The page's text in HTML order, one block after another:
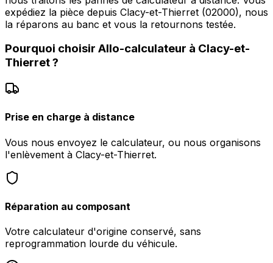
expédiez la pièce depuis Clacy-et-Thierret (02000), nous
la réparons au banc et vous la retournons testée.
Pourquoi choisir Allo-calculateur à Clacy-et-
Thierret?
Prise en charge à distance
Vous nous envoyez le calculateur, ou nous organisons
l'enlèvement à Clacy-et-Thierret.
Réparation au composant
Votre calculateur d'origine conservé, sans
reprogrammation lourde du véhicule.